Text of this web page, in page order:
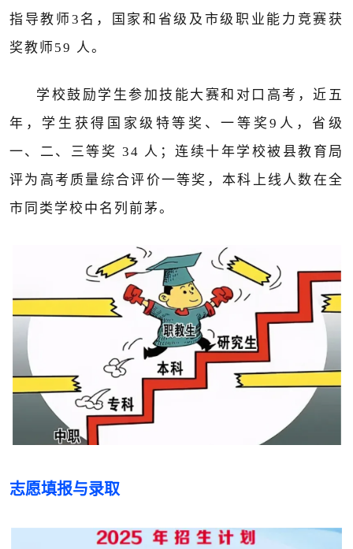
指导教师 3 名，国家和省级及市级职业能力竞赛获
奖教师 59 人。
学校鼓励学生参加技能大赛和对口高考，近五
年，学生获得国家级特等奖、一等奖9 人，省级
一、二、三等奖 34 人；连续十年学校被县教育局
评为高考质量综合评价一等奖，本科上线人数在全
市同类学校中名列前茅。
志愿填报与录取